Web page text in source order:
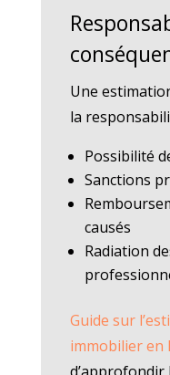
Une
la
Possibilité
Sanctions
causés
Radiation
Guide sur
immobilier en